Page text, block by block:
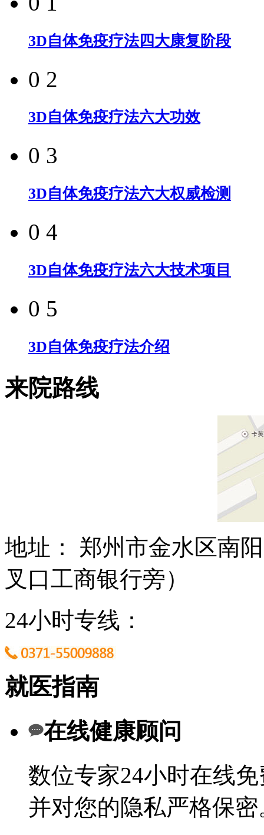
3D自体免疫疗法四大康复阶段
0 2
3D自体免疫疗法六大功效
0 3
3D自体免疫疗法六大权威检测
0 4
3D自体免疫疗法六大技术项目
0 5
3D自体免疫疗法介绍
来院路线
地址： 郑州市金水区南
叉口工商银行旁）
24小时专线：
就医指南
在线健康顾问
数位专家24小时在线
并对您的隐私严格保密